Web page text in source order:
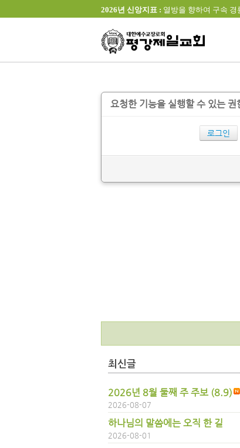
2026년 신앙지표 : 열방을 향하여 구속 경
요청한 기능을 실행할 수 있는 권
로그인
최신글
2026년 8월 둘째 주 주보 (8.9)
2026-08-07
하나님의 말씀에는 오직 한 길
2026-08-01